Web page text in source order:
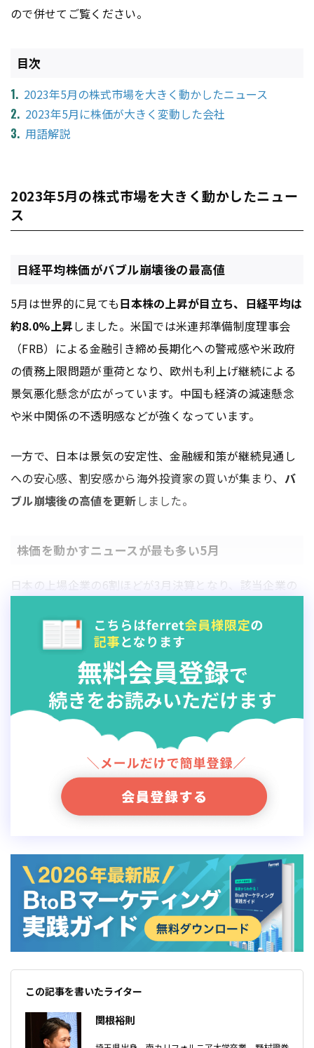
ので併せてご覧ください。
目次
2023年5月の株式市場を大きく動かしたニュース
2023年5月に株価が大きく変動した会社
用語解説
2023年5月の株式市場を大きく動かしたニュー
ス
日経平均株価がバブル崩壊後の最高値
5月は世界的に見ても日本株の上昇が目立ち、日経平均は
約8.0%上昇しました。米国では米連邦準備制度理事会
（FRB）による金融引き締め長期化への警戒感や米政府
の債務上限問題が重荷となり、欧州も利上げ継続による
景気悪化懸念が広がっています。中国も経済の減速懸念
や米中関係の不透明感などが強くなっています。
一方で、日本は景気の安定性、金融緩和策が継続見通し
への安心感、割安感から海外投資家の買いが集まり、 バ
ブル崩壊後の高値を更新 しました。
株価を動かすニュースが最も多い5月
日本の上場企業の6割ほどが3月決算となり、該当企業の
の実績が確認される大きなイベントであることに加え
て、通常は同時に翌年度の業績予想
この記事を書いたライター
関根裕則